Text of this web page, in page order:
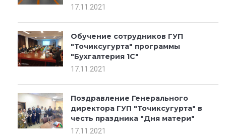
17.11.2021
Обучение сотрудников ГУП
"Точиксугурта" программы
"Бухгалтерия 1С"
17.11.2021
Поздравление Генерального
директора ГУП "Точиксугурта" в
честь праздника "Дня матери"
17.11.2021